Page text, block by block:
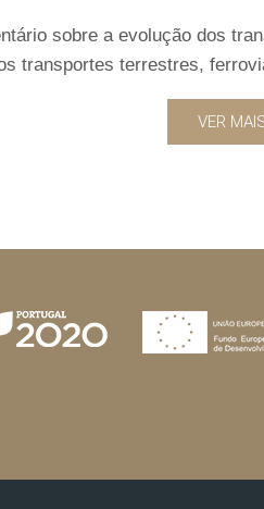
sobre a evolução dos
transportes terrestres,
VER